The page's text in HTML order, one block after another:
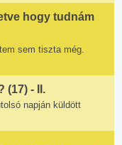
hogy tudnám
sem tiszta még.
(17) - II.
napján küldött